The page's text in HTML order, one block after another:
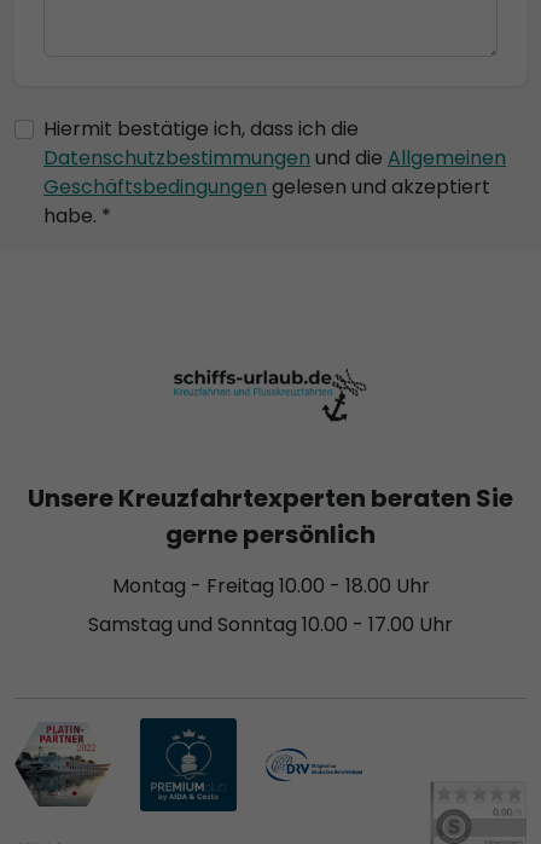
Hiermit bestätige ich, dass ich die
Datenschutzbestimmungen und die Allgemeinen
Geschäftsbedingungen gelesen und akzeptiert
habe. *
Unsere Kreuzfahrtexperten beraten Sie
gerne persönlich
Montag - Freitag 10.00 - 18.00 Uhr
Samstag und Sonntag 10.00 - 17.00 Uhr